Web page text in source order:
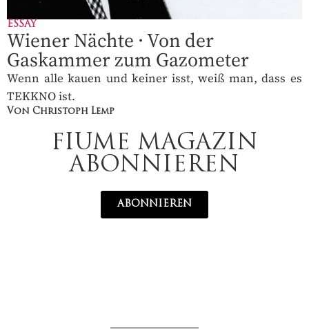
ESSAY
Wiener Nächte · Von der
Gaskammer zum Gazometer
Wenn alle kauen und keiner isst, weiß man, dass es
TEKKNO ist.
Von Christoph Lemp
FIUME MAGAZIN
ABONNIEREN
ABONNIEREN
DAS PRINT-ABONNEMENT
FIUME
MAGAZIN FÜR REINKULTUR